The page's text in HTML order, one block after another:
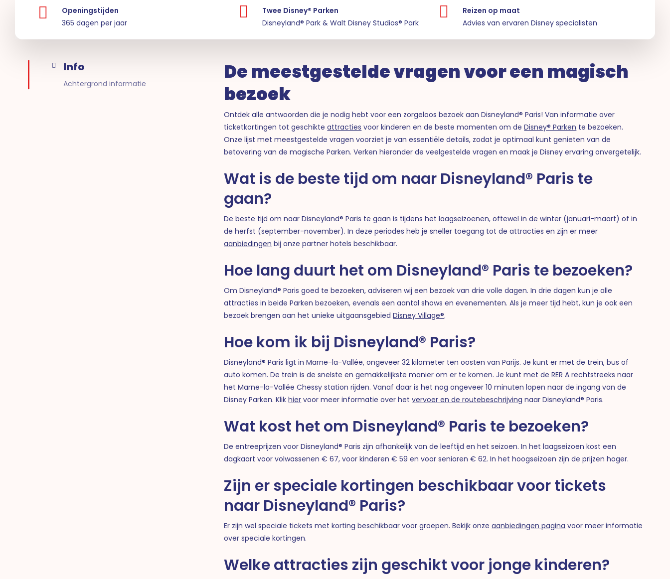
Openingstijden
365 dagen per jaar
Twee Disney® Parken
Disneyland® Park & Walt Disney Studios® Park
Reizen op maat
Advies van ervaren Disney specialisten
Info
Achtergrond informatie
De meestgestelde vragen voor een magisch
bezoek
Ontdek alle antwoorden die je nodig hebt voor een zorgeloos bezoek aan Disneyland® Paris! Van informatie over
ticketkortingen tot geschikteattracties voor kinderen en de beste momenten om deDisney® Parken te bezoeken.
Onze lijst met meestgestelde vragen voorziet je van essentiële details, zodat je optimaal kunt genieten van de
betovering van de magische Parken. Verken hieronder de veelgestelde vragen en maak je Disney ervaring onvergetelijk.
Wat is de beste tijd om naar Disneyland® Paris te
gaan?
De beste tijd om naar Disneyland® Paris te gaan is tijdens het laagseizoenen, oftewel in de winter (januari-maart) of in
de herfst (september-november). In deze periodes heb je sneller toegang tot de attracties en zijn er meer
aanbiedingen bij onze partner hotels beschikbaar.
Hoe lang duurt het om Disneyland® Paris te bezoeken?
Om Disneyland® Paris goed te bezoeken, adviseren wij een bezoek van drie volle dagen. In drie dagen kun je alle
attracties in beide Parken bezoeken, evenals een aantal shows en evenementen. Als je meer tijd hebt, kun je ook een
bezoek brengen aan het unieke uitgaansgebiedDisney Village®.
Hoe kom ik bij Disneyland® Paris?
Disneyland® Paris ligt in Marne-la-Vallée, ongeveer 32 kilometer ten oosten van Parijs. Je kunt er met de trein, bus of
auto komen. De trein is de snelste en gemakkelijkste manier om er te komen. Je kunt met de RER A rechtstreeks naar
het Marne-la-Vallée Chessy station rijden. Vanaf daar is het nog ongeveer 10 minuten lopen naar de ingang van de
Disney Parken. Klikhier voor meer informatie over hetvervoer en de routebeschrijving naar Disneyland® Paris.
Wat kost het om Disneyland® Paris te bezoeken?
De entreeprijzen voor Disneyland® Paris zijn afhankelijk van de leeftijd en het seizoen. In het laagseizoen kost een
dagkaart voor volwassenen € 67, voor kinderen € 59 en voor senioren € 62. In het hoogseizoen zijn de prijzen hoger.
Zijn er speciale kortingen beschikbaar voor tickets
naar Disneyland® Paris?
Er zijn wel speciale tickets met korting beschikbaar voor groepen. Bekijk onzeaanbiedingen pagina voor meer informatie
over speciale kortingen.
Welke attracties zijn geschikt voor jonge kinderen?